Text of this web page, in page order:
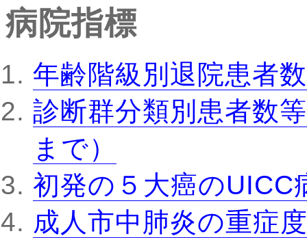
病院指標
年齢階級別退院患者数
診断群分類別患者数
まで）
初発の５大癌のUICC
成人市中肺炎の重症